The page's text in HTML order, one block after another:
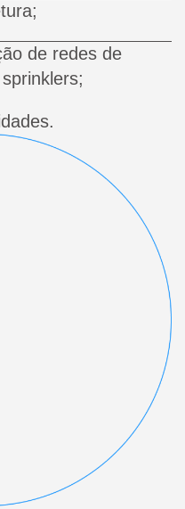
de redes de